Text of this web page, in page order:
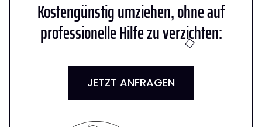
Kostengünstig umziehen, ohne auf
professionelle Hilfe zu verzichten:
JETZT ANFRAGEN